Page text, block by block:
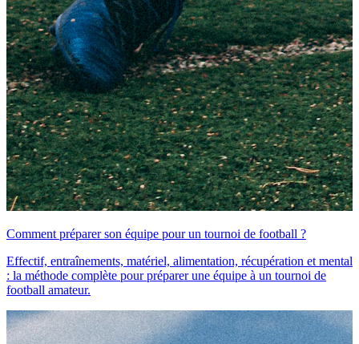
Comment préparer son équipe pour un tournoi de football ?
Effectif, entraînements, matériel, alimentation, récupération et mental
: la méthode complète pour préparer une équipe à un tournoi de
football amateur.